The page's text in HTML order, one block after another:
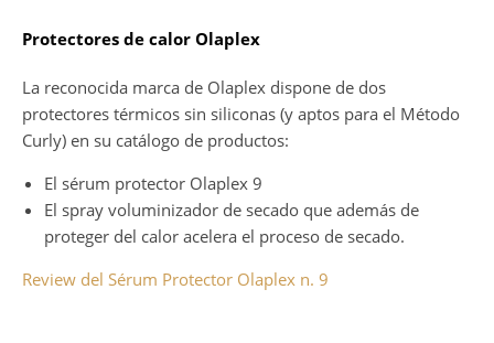
Protectores de calor Olaplex
La reconocida marca de Olaplex dispone de dos
protectores térmicos sin siliconas (y aptos para el Método
Curly) en su catálogo de productos:
El sérum protector Olaplex 9
El spray voluminizador de secado que además de
proteger del calor acelera el proceso de secado.
Review del Sérum Protector Olaplex n. 9